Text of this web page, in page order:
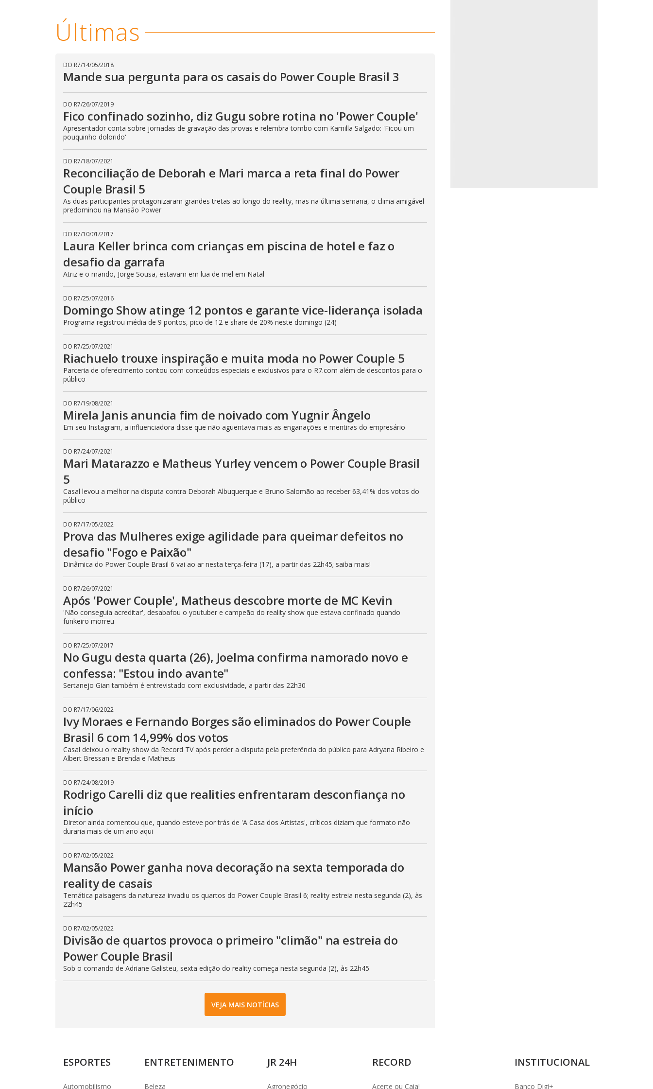
y
V
i
d
e
o
Últimas
DO R7/14/05/2018
Mande sua pergunta para os casais do Power Couple Brasil 3
DO R7/26/07/2019
Fico confinado sozinho, diz Gugu sobre rotina no 'Power Couple'
Apresentador conta sobre jornadas de gravação das provas e relembra tombo com Kamilla Salgado: 'Ficou um
pouquinho dolorido'
DO R7/18/07/2021
Reconciliação de Deborah e Mari marca a reta final do Power
Couple Brasil 5
As duas participantes protagonizaram grandes tretas ao longo do reality, mas na última semana, o clima amigável
predominou na Mansão Power
DO R7/10/01/2017
Laura Keller brinca com crianças em piscina de hotel e faz o
desafio da garrafa
Atriz e o marido, Jorge Sousa, estavam em lua de mel em Natal
DO R7/25/07/2016
Domingo Show atinge 12 pontos e garante vice-liderança isolada
Programa registrou média de 9 pontos, pico de 12 e share de 20% neste domingo (24)
DO R7/25/07/2021
Riachuelo trouxe inspiração e muita moda no Power Couple 5
Parceria de oferecimento contou com conteúdos especiais e exclusivos para o R7.com além de descontos para o
público
DO R7/19/08/2021
Mirela Janis anuncia fim de noivado com Yugnir Ângelo
Em seu Instagram, a influenciadora disse que não aguentava mais as enganações e mentiras do empresário
DO R7/24/07/2021
Mari Matarazzo e Matheus Yurley vencem o Power Couple Brasil
5
Casal levou a melhor na disputa contra Deborah Albuquerque e Bruno Salomão ao receber 63,41% dos votos do
público
DO R7/17/05/2022
Prova das Mulheres exige agilidade para queimar defeitos no
desafio "Fogo e Paixão"
Dinâmica do Power Couple Brasil 6 vai ao ar nesta terça-feira (17), a partir das 22h45; saiba mais!
DO R7/26/07/2021
Após 'Power Couple', Matheus descobre morte de MC Kevin
'Não conseguia acreditar', desabafou o youtuber e campeão do reality show que estava confinado quando
funkeiro morreu
DO R7/25/07/2017
No Gugu desta quarta (26), Joelma confirma namorado novo e
confessa: "Estou indo avante"
Sertanejo Gian também é entrevistado com exclusividade, a partir das 22h30
DO R7/17/06/2022
Ivy Moraes e Fernando Borges são eliminados do Power Couple
Brasil 6 com 14,99% dos votos
Casal deixou o reality show da Record TV após perder a disputa pela preferência do público para Adryana Ribeiro e
Albert Bressan e Brenda e Matheus
DO R7/24/08/2019
Rodrigo Carelli diz que realities enfrentaram desconfiança no
início
Diretor ainda comentou que, quando esteve por trás de 'A Casa dos Artistas', críticos diziam que formato não
duraria mais de um ano aqui
DO R7/02/05/2022
Mansão Power ganha nova decoração na sexta temporada do
reality de casais
Temática paisagens da natureza invadiu os quartos do Power Couple Brasil 6; reality estreia nesta segunda (2), às
22h45
DO R7/02/05/2022
Divisão de quartos provoca o primeiro "climão" na estreia do
Power Couple Brasil
Sob o comando de Adriane Galisteu, sexta edição do reality começa nesta segunda (2), às 22h45
VEJA MAIS NOTÍCIAS
ESPORTES
Automobilismo
ENTRETENIMENTO
Beleza
JR 24H
Agronegócio
RECORD
Acerte ou Caia!
INSTITUCIONAL
Banco Digi+